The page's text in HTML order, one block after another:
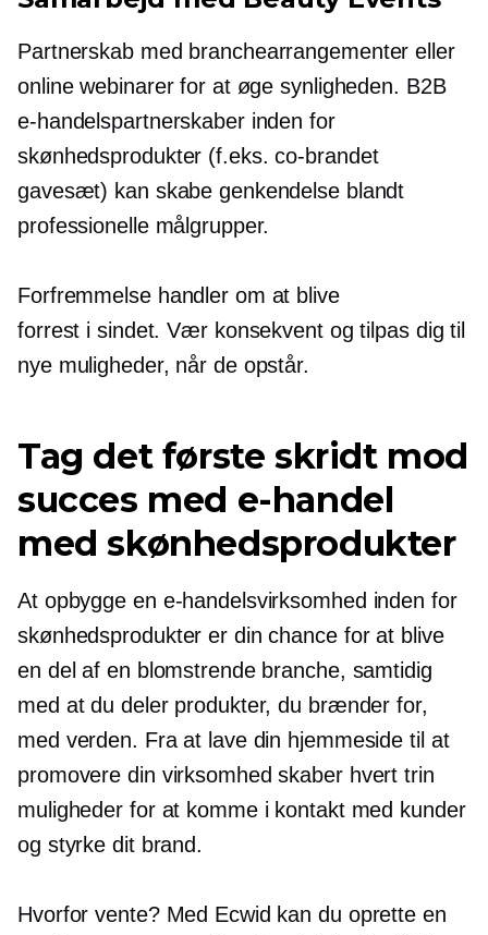
Partnerskab med branchearrangementer eller
online webinarer for at øge synligheden. B2B
e-handelspartnerskaber inden for
skønhedsprodukter (f.eks.co-brandet
gavesæt) kan skabe genkendelse blandt
professionelle målgrupper.
Forfremmelse handler om at blive
forrest i sindet. Vær konsekvent og tilpas dig til
nye muligheder, når de opstår.
Tag det første skridt mod
succes med e-handel
med skønhedsprodukter
At opbygge en e-handelsvirksomhed inden for
skønhedsprodukter er din chance for at blive
en del af en blomstrende branche, samtidig
med at du deler produkter, du brænder for,
med verden. Fra at lave din hjemmeside til at
promovere din virksomhed skaber hvert trin
muligheder for at komme i kontakt med kunder
og styrke dit brand.
Hvorfor vente? Med Ecwid kan du oprette en